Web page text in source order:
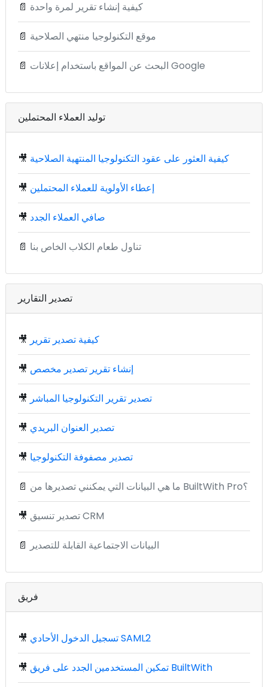
📄 كيفية إنشاء تقرير لمرة واحدة
📄 موقع التكنولوجيا منتهي الصلاحية
📄 البحث عن المواقع باستخدام إعلانات Google
توليد العملاء المحتملين
🎥 كيفية العثور على عقود التكنولوجيا المنتهية الصلاحية
🎥 إعطاء الأولوية للعملاء المحتملين
🎥 صافي العملاء الجدد
📄 تناول طعام الكلاب الخاص بنا
تصدير التقارير
🎥 كيفية تصدير تقرير
🎥 إنشاء تقرير تصدير مخصص
🎥 تصدير تقرير التكنولوجيا المباشر
🎥 تصدير العنوان البريدي
🎥 تصدير مصفوفة التكنولوجيا
📄 ما هي البيانات التي يمكنني تصديرها من BuiltWith Pro؟
🎥 تصدير تنسيق CRM
📄 البيانات الاجتماعية القابلة للتصدير
فريق
🎥 تسجيل الدخول الأحادي SAML2
🎥 تمكين المستخدمين الجدد على فريق BuiltWith